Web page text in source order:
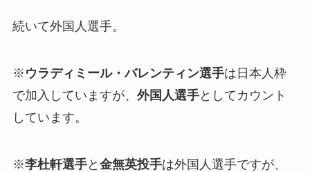
続いて外国人選手。
※ ウラディミール・バレンティン選手は日本人枠
で加入していますが、 外国人選手としてカウント
しています。
※李杜軒選手と 金無英投手は外国人選手ですが、